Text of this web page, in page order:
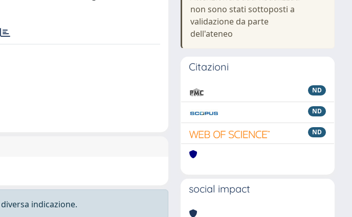
indicazione.
non sono stati sottoposti a
validazione da parte
dell'ateneo
Citazioni
ND
ND
ND
social impact